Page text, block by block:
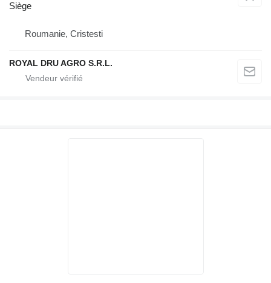
Siège
Roumanie, Cristesti
ROYAL DRU AGRO S.R.L.